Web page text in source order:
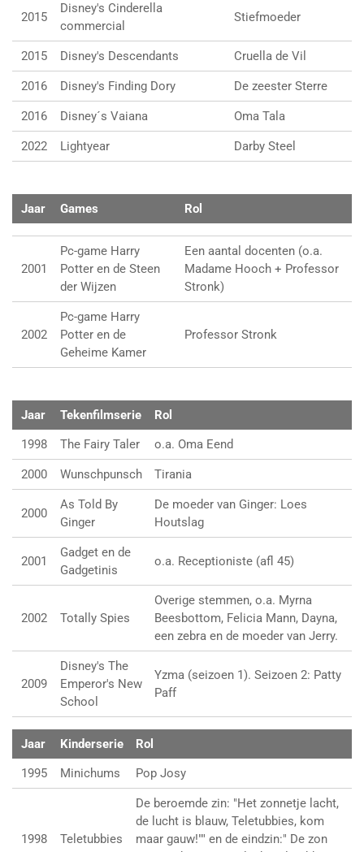
2015
Disney's Cinderella
commercial
Stiefmoeder
2015 Disney's Descendants Cruella de Vil
2016 Disney's Finding Dory De zeester Sterre
2016 Disney´s Vaiana Oma Tala
2022 Lightyear Darby Steel
Jaar Games Rol
2001
Pc-game Harry
Potter en de Steen
der Wijzen
Een aantal docenten (o.a.
Madame Hooch + Professor
Stronk)
2002
Pc-game Harry
Potter en de
Geheime Kamer
Professor Stronk
Jaar Tekenfilmserie
Rol
1998
The Fairy Taler o.a. Oma Eend
2000 Wunschpunsch Tirania
2000
As Told By
Ginger
De moeder van Ginger: Loes
Houtslag
2001
Gadget en de
Gadgetinis
o.a. Receptioniste (afl 45)
2002 Totally Spies
Overige stemmen, o.a. Myrna
Beesbottom, Felicia Mann, Dayna,
een zebra en de moeder van Jerry.
2009
Disney's The
Emperor's New
School
Yzma (seizoen 1). Seizoen 2: Patty
Paff
Jaar Kinderserie
Rol
1995
Minichums Pop Josy
1998 Teletubbies
De beroemde zin: "Het zonnetje lacht,
de lucht is blauw, Teletubbies, kom
maar gauw!"" en de eindzin:" De zon